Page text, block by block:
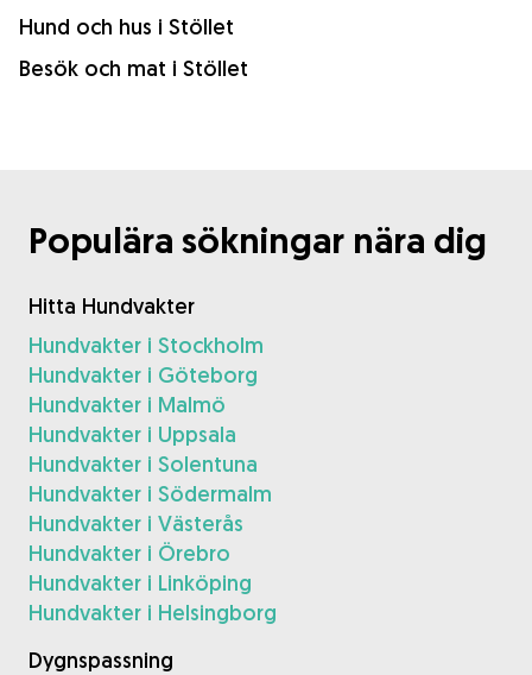
Hund och hus i Stöllet
Besök och mat i Stöllet
Populära sökningar nära dig
Hitta Hundvakter
Hundvakter i Stockholm
Hundvakter i Göteborg
Hundvakter i Malmö
Hundvakter i Uppsala
Hundvakter i Solentuna
Hundvakter i Södermalm
Hundvakter i Västerås
Hundvakter i Örebro
Hundvakter i Linköping
Hundvakter i Helsingborg
Dygnspassning